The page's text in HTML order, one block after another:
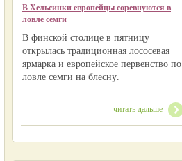
В Хельсинки европейцы соревнуются в
ловле семги
В финской столице в пятницу
открылась традиционная лососевая
ярмарка и европейское первенство по
ловле семги на блесну.
читать дальше